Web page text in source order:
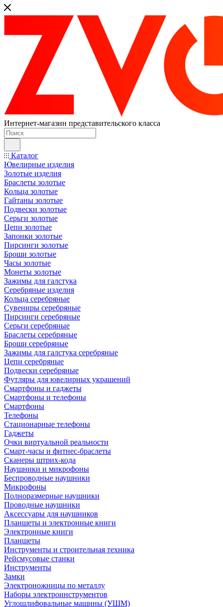
Интернет-магазин представительского класса
Каталог
Ювелирные изделия
Золотые изделия
Браслеты золотые
Кольца золотые
Гайтаны золотые
Подвески золотые
Серьги золотые
Цепи золотые
Запонки золотые
Пирсинги золотые
Броши золотые
Часы золотые
Монеты золотые
Зажимы для галстука
Серебряные изделия
Кольца серебряные
Сувениры серебряные
Пирсинги серебряные
Серьги серебряные
Браслеты серебряные
Броши серебряные
Зажимы для галстука серебряные
Цепи серебряные
Подвески серебряные
Футляры для ювелирных украшений
Смартфоны и гаджеты
Смартфоны и телефоны
Смартфоны
Телефоны
Стационарные телефоны
Гаджеты
Очки виртуальной реальности
Смарт-часы и фитнес-браслеты
Сканеры штрих-кода
Наушники и микрофоны
Беспроводные наушники
Микрофоны
Полноразмерные наушники
Проводные наушники
Аксессуары для наушников
Планшеты и электронные книги
Электронные книги
Планшеты
Инструменты и строительная техника
Рейсмусовые станки
Инструменты
Замки
Электроножницы по металлу
Наборы электроинструментов
Углошлифовальные машины (УШМ)